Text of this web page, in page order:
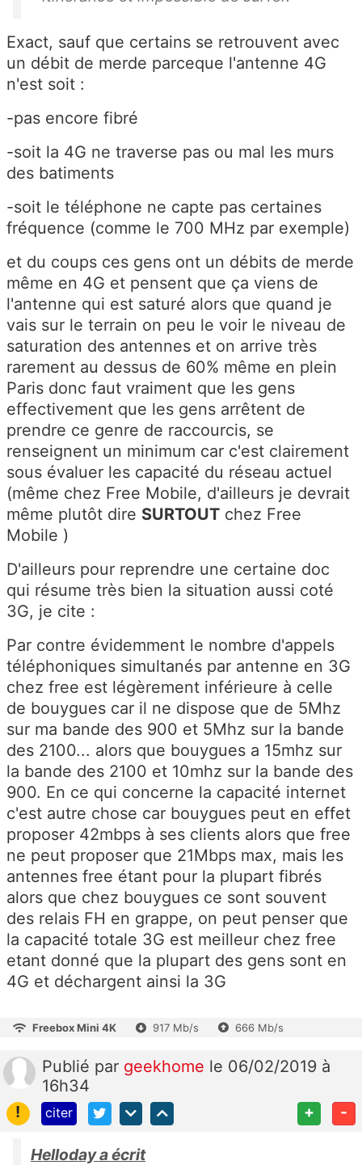
Exact, sauf que certains se retrouvent avec
un débit de merde parceque l'antenne 4G
n'est soit :
-pas encore fibré
-soit la 4G ne traverse pas ou mal les murs
des batiments
-soit le téléphone ne capte pas certaines
fréquence (comme le 700 MHz par exemple)
et du coups ces gens ont un débits de merde
même en 4G et pensent que ça viens de
l'antenne qui est saturé alors que quand je
vais sur le terrain on peu le voir le niveau de
saturation des antennes et on arrive très
rarement au dessus de 60% même en plein
Paris donc faut vraiment que les gens
effectivement que les gens arrêtent de
prendre ce genre de raccourcis, se
renseignent un minimum car c'est clairement
sous évaluer les capacité du réseau actuel
(même chez Free Mobile, d'ailleurs je devrait
même plutôt dire SURTOUT chez Free
Mobile )
D'ailleurs pour reprendre une certaine doc
qui résume très bien la situation aussi coté
3G, je cite :
Par contre évidemment le nombre d'appels
téléphoniques simultanés par antenne en 3G
chez free est légèrement inférieure à celle
de bouygues car il ne dispose que de 5Mhz
sur ma bande des 900 et 5Mhz sur la bande
des 2100... alors que bouygues a 15mhz sur
la bande des 2100 et 10mhz sur la bande des
900. En ce qui concerne la capacité internet
c'est autre chose car bouygues peut en effet
proposer 42mbps à ses clients alors que free
ne peut proposer que 21Mbps max, mais les
antennes free étant pour la plupart fibrés
alors que chez bouygues ce sont souvent
des relais FH en grappe, on peut penser que
la capacité totale 3G est meilleur chez free
etant donné que la plupart des gens sont en
4G et déchargent ainsi la 3G
Freebox Mini 4K 917 Mb/s 666 Mb/s
Publié par geekhome le 06/02/2019 à
16h34
!
citer + -
Helloday a écrit